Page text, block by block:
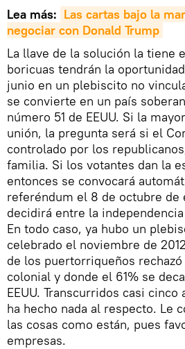
Lea más: Las cartas bajo la
negociar con Donald Trump
La llave de la solución la tiene
boricuas tendrán la
junio en un plebiscito no
se convierte en un país
número 51 de EEUU. Si la
unión, la pregunta será si el
controlado por los
familia. Si los votantes dan la
entonces se convocará
referéndum el 8 de octubre de
decidirá entre la
En todo caso, ya hubo un
celebrado el noviembre de
de los puertorriqueños
colonial y donde el 61% se
EEUU. Transcurridos casi cinco
ha hecho nada al respecto. Le
las cosas como están, pues
empresas.